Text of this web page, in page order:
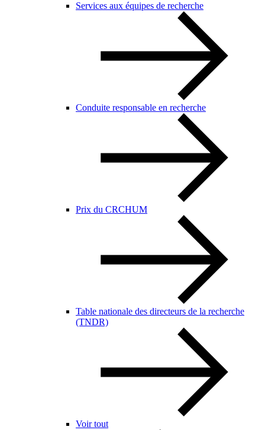
Services aux équipes de recherche
Conduite responsable en recherche
Prix du CRCHUM
Table nationale des directeurs de la recherche
(TNDR)
Voir tout